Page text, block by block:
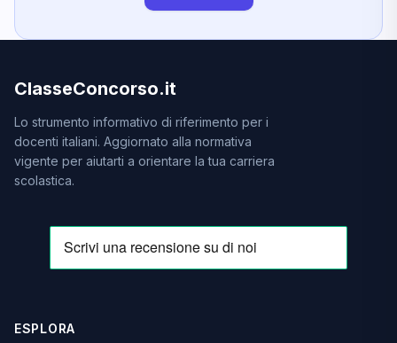
ClasseConcorso.it
Lo strumento informativo di riferimento per i
docenti italiani. Aggiornato alla normativa
vigente per aiutarti a orientare la tua carriera
scolastica.
ESPLORA